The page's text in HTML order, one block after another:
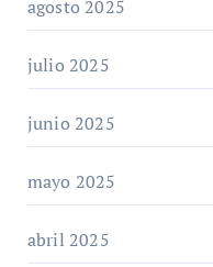
agosto 2025
julio 2025
junio 2025
mayo 2025
abril 2025